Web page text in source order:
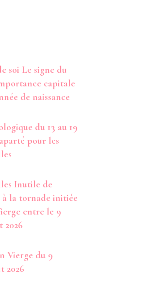
soi Le signe du
capitale
de naissance
du 13 au 19
pour les
Inutile de
la tornade initiée
entre le 9
2026
Vierge du 9
2026